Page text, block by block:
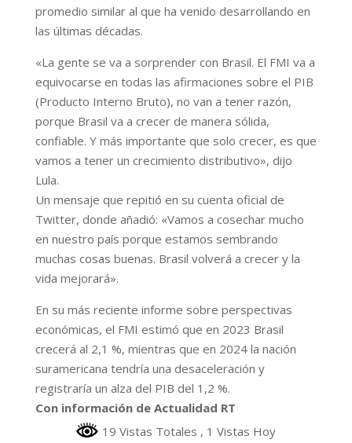
promedio similar al que ha venido desarrollando en
las últimas décadas.
«La gente se va a sorprender con Brasil. El FMI va a
equivocarse en todas las afirmaciones sobre el PIB
(Producto Interno Bruto), no van a tener razón,
porque Brasil va a crecer de manera sólida,
confiable. Y más importante que solo crecer, es que
vamos a tener un crecimiento distributivo», dijo
Lula.
Un mensaje que repitió en su cuenta oficial de
Twitter, donde añadió: «Vamos a cosechar mucho
en nuestro país porque estamos sembrando
muchas cosas buenas. Brasil volverá a crecer y la
vida mejorará».
En su más reciente informe sobre perspectivas
económicas, el FMI estimó que en 2023 Brasil
crecerá al 2,1 %, mientras que en 2024 la nación
suramericana tendría una desaceleración y
registraría un alza del PIB del 1,2 %.
Con información de Actualidad RT
19 Vistas Totales , 1 Vistas Hoy